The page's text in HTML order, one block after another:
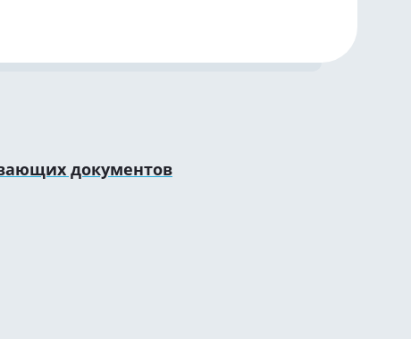
документов